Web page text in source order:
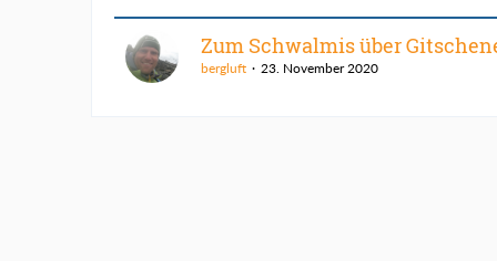
Zum Schwalmis über
bergluft 23. November 2020